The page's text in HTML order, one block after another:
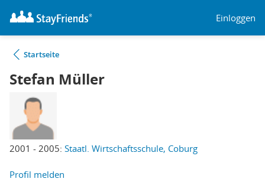
Einloggen
Startseite
Stefan Müller
2001 - 2005: Staatl. Wirtschaftsschule, Coburg
Profil melden